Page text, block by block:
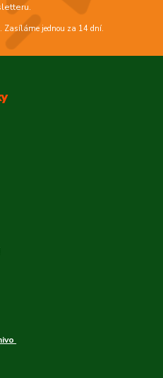
Zasíláme jednou za 14 dní.